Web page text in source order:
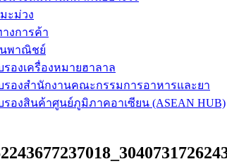
ะม่วง
งการค้า
นพาณิชย์
องเครื่องหมายฮาลาล
รองสำนักงานคณะกรรมการอาหารและยา
องสินค้าศูนย์ภูมิภาคอาเซียน (ASEAN HUB)